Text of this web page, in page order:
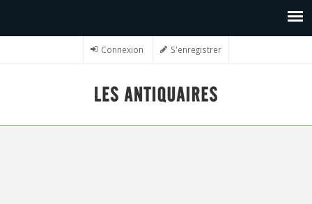
Connexion S'enregistrer